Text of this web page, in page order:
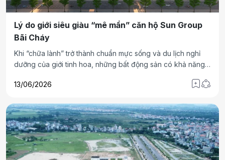
Lý do giới siêu giàu “mê mẩn” căn hộ Sun Group
Bãi Cháy
Khi “chữa lành” trở thành chuẩn mực sống và du lịch nghỉ
dưỡng của giới tinh hoa, những bất động sản có khả năng
ngày càng được săn đón. Phân khu Sun Festo Town vừa ra
ưu thế như vậy.
13/06/2026